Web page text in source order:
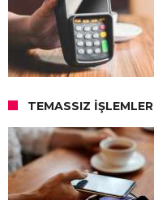
TEMASSIZ İŞLEMLER